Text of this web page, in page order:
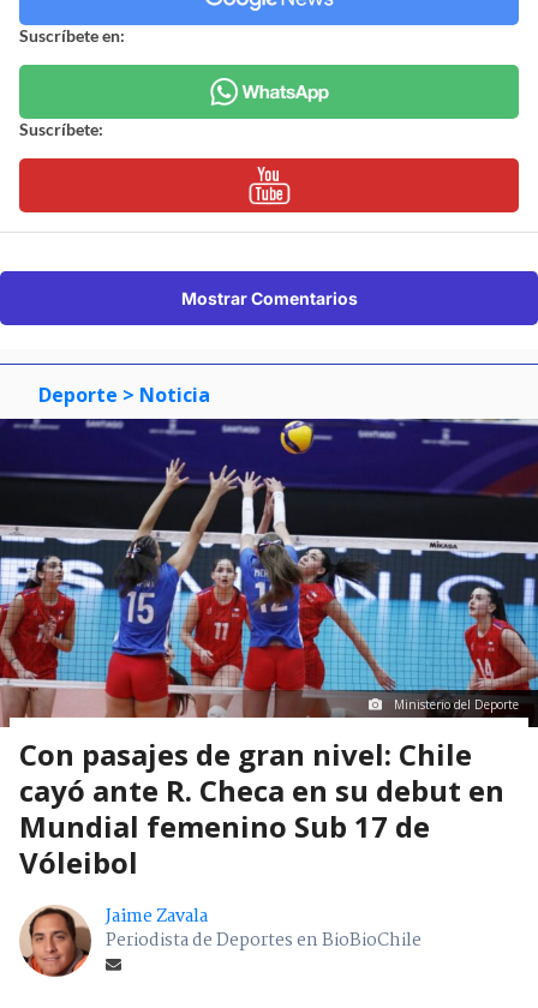
Suscríbete en:
Suscríbete:
Mostrar Comentarios
Deporte > Noticia
Ministerio del Deporte
Con pasajes de gran nivel: Chile
cayó ante R. Checa en su debut en
Mundial femenino Sub 17 de
Vóleibol
Jaime Zavala
Periodista de Deportes en BioBioChile